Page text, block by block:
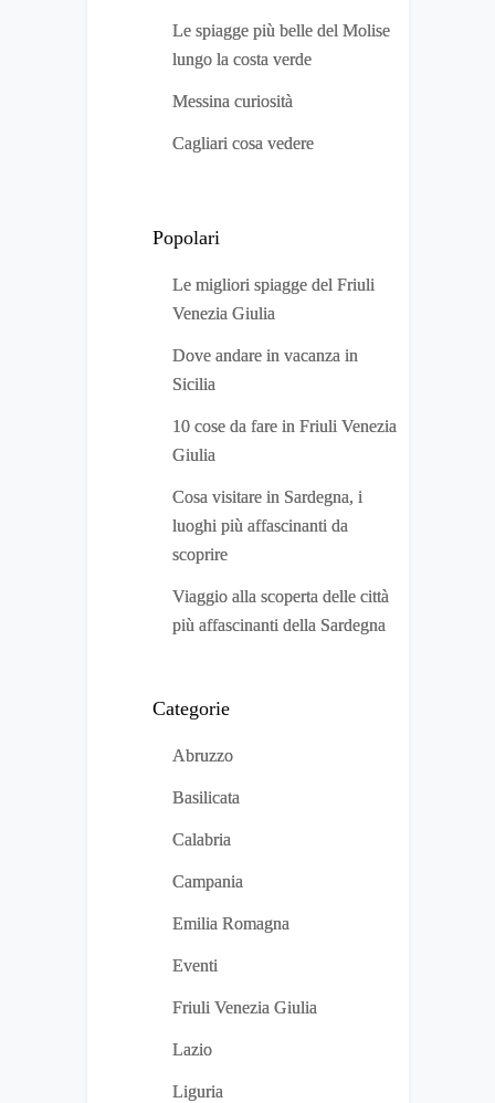
Le spiagge più belle del Molise
lungo la costa verde
Messina curiosità
Cagliari cosa vedere
Popolari
Le migliori spiagge del Friuli
Venezia Giulia
Dove andare in vacanza in
Sicilia
10 cose da fare in Friuli Venezia
Giulia
Cosa visitare in Sardegna, i
luoghi più affascinanti da
scoprire
Viaggio alla scoperta delle città
più affascinanti della Sardegna
Categorie
Abruzzo
Basilicata
Calabria
Campania
Emilia Romagna
Eventi
Friuli Venezia Giulia
Lazio
Liguria